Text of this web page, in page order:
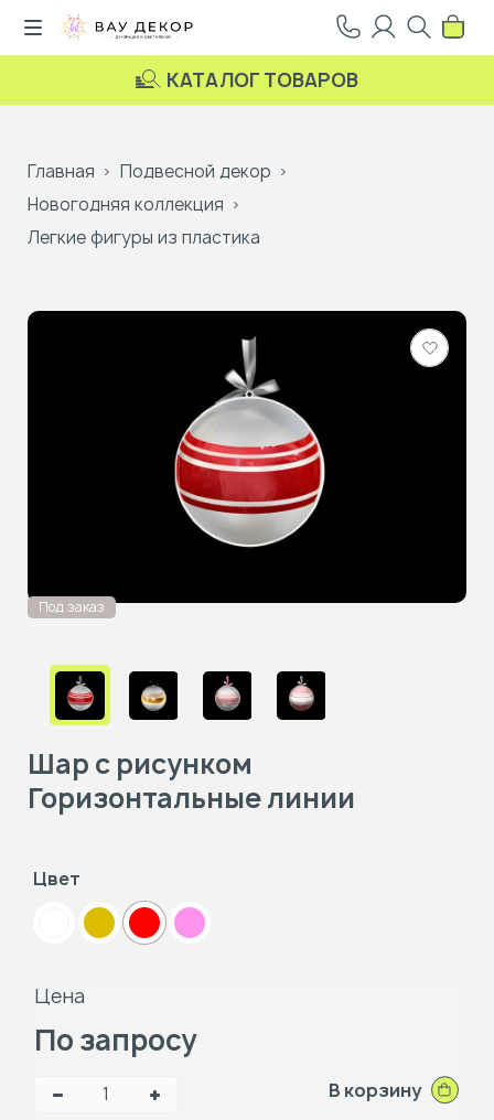
КАТАЛОГ ТОВАРОВ
Главная
Подвесной декор
Новогодняя коллекция
Легкие фигуры из пластика
в
Под заказ
Шар с рисунком
Горизонтальные линии
Цвет
белыйзолотойкрасныйрозовый
Цена
По запросу
В корзину